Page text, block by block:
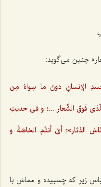
چنین می‌گوید:
الإنسانِ دونَ ما سِواهُ مِن
الّذی فَوقَ الشِّعار ...؛ و فی حدیثِ
الدِّثار»؛ أیْ أنتُم الخاصّةُ و
زیر که چسبیده و مماسّ با